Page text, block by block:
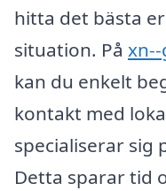
hitta det bästa
situation. På
kan du enkelt
kontakt med
specialiserar sig
Detta sparar tid